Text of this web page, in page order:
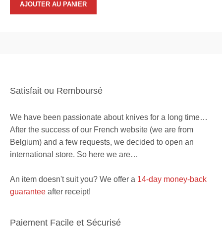
AJOUTER AU PANIER
Satisfait ou Remboursé
We have been passionate about knives for a long time…
After the success of our French website (we are from
Belgium) and a few requests, we decided to open an
international store. So here we are…
An item doesn't suit you? We offer a 14-day money-back
guarantee after receipt!
Paiement Facile et Sécurisé